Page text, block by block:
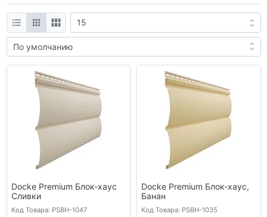
Docke Premium Блок-хаус
Сливки
Код Товара: PSBH-1047
Docke Premium Блок-хаус,
Банан
Код Товара: PSBH-1035